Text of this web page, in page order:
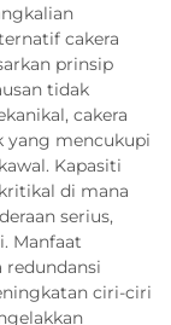
cakera
prinsip
tidak
cakera
yang mencukupi
Kapasiti
di mana
serius,
Manfaat
redundansi
ciri-ciri